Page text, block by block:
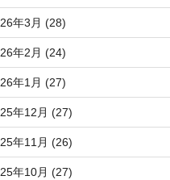
年3月 (28)
年2月 (24)
年1月 (27)
年12月 (27)
年11月 (26)
年10月 (27)